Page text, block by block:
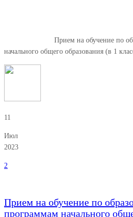
Прием на обучение по
начального общего образования (в 1
11
Июл
2023
2
Прием на обучение по
программам начального